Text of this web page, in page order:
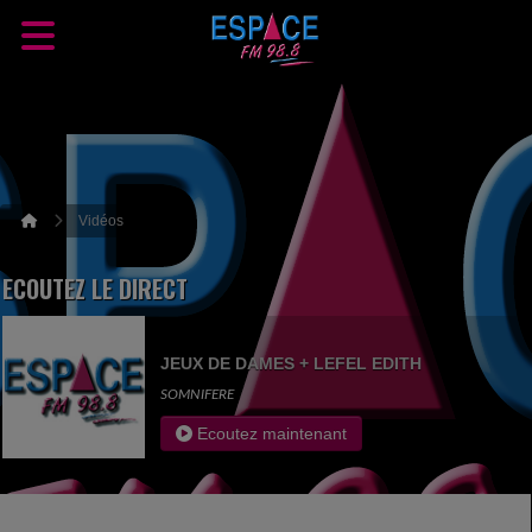
Vidéos
ECOUTEZ LE DIRECT
JEUX DE DAMES + LEFEL EDITH
SOMNIFERE
Ecoutez maintenant